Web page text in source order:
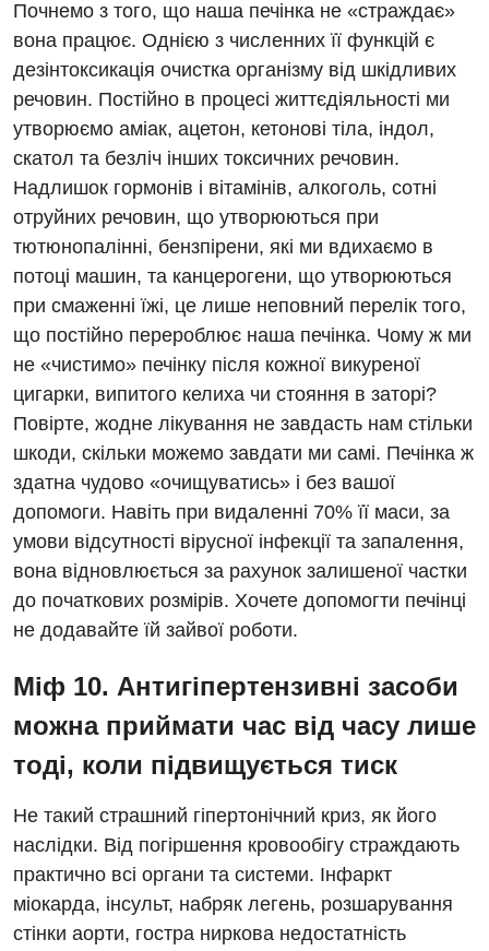
Почнемо з того, що наша печінка не «страждає»
вона працює. Однією з численних її функцій є
дезінтоксикація очистка організму від шкідливих
речовин. Постійно в процесі життєдіяльності ми
утворюємо аміак, ацетон, кетонові тіла, індол,
скатол та безліч інших токсичних речовин.
Надлишок гормонів і вітамінів, алкоголь, сотні
отруйних речовин, що утворюються при
тютюнопалінні, бензпірени, які ми вдихаємо в
потоці машин, та канцерогени, що утворюються
при смаженні їжі, це лише неповний перелік того,
що постійно перероблює наша печінка. Чому ж ми
не «чистимо» печінку після кожної викуреної
цигарки, випитого келиха чи стояння в заторі?
Повірте, жодне лікування не завдасть нам стільки
шкоди, скільки можемо завдати ми самі. Печінка ж
здатна чудово «очищуватись» і без вашої
допомоги. Навіть при видаленні 70% її маси, за
умови відсутності вірусної інфекції та запалення,
вона відновлюється за рахунок залишеної частки
до початкових розмірів. Хочете допомогти печінці
не додавайте їй зайвої роботи.
Міф 10. Антигіпертензивні засоби
можна приймати час від часу лише
тоді, коли підвищується тиск
Не такий страшний гіпертонічний криз, як його
наслідки. Від погіршення кровообігу страждають
практично всі органи та системи. Інфаркт
міокарда, інсульт, набряк легень, розшарування
стінки аорти, гостра ниркова недостатність